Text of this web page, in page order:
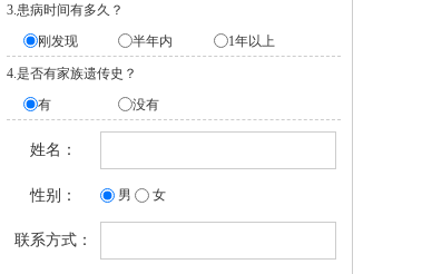
3.患病时间有多久？
刚发现
半年内 1年以上
4.是否有家族遗传史？
有
没有
姓名：
性别： 男 女
联系方式：